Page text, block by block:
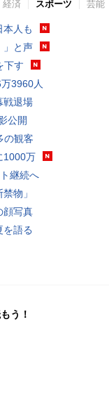
経済 スポーツ 芸能
本人も
」と声
下す
3960人
戦退場
公開
の観客
1000万
継続へ
物」
顔写真
を語る
う！